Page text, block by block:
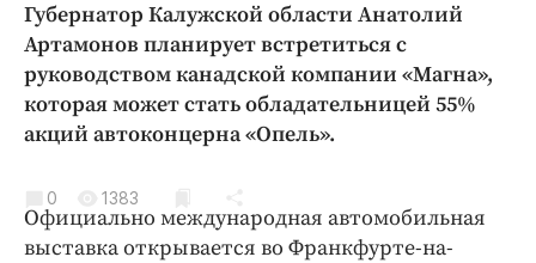
Криминал
Культура
Недвижимость и ЖКХ
Образование
Погода
Праздники
Губернатор Калужской области Анатолий
Артамонов планирует встретиться с
руководством канадской компании «Магна»,
которая может стать обладательницей 55%
акций автоконцерна «Опель».
0 1383
Официально международная автомобильная
выставка открывается во Франкфурте-на-